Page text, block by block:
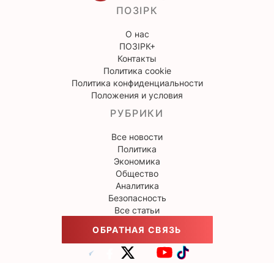
ПОЗІРК
О нас
ПОЗІРК+
Контакты
Политика cookie
Политика конфиденциальности
Положения и условия
РУБРИКИ
Все новости
Политика
Экономика
Общество
Аналитика
Безопасность
Все статьи
ОБРАТНАЯ СВЯЗЬ